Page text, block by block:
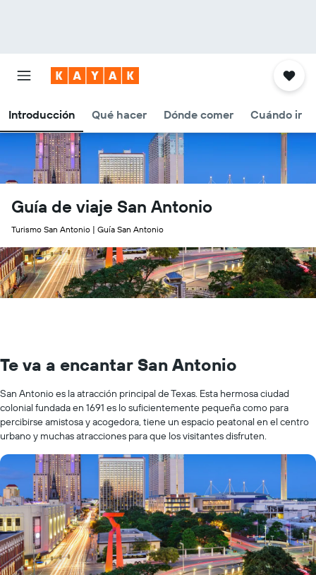
Introducción Qué hacer Dónde comer Cuándo ir
Guía de viaje San Antonio
Turismo San Antonio | Guía San Antonio
Te va a encantar San Antonio
San Antonio es la atracción principal de Texas. Esta hermosa ciudad
colonial fundada en 1691 es lo suficientemente pequeña como para
percibirse amistosa y acogedora, tiene un espacio peatonal en el centro
urbano y muchas atracciones para que los visitantes disfruten.